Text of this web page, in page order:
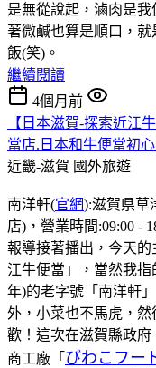
是無從說起，滷肉是
著微鹹也算是順口，
飯(笑)。
繼續閱讀
4個月前
【日本滋賀-探索近江
當店.日本和牛便當初
近畿-滋賀 國外旅遊
南洋軒(官網):滋賀県草
店)，營業時間:09:00 -
報導接著播出，今天
江牛便當」，當然我指
年)的老字號「南洋軒
外，小菜也不馬虎，
歡！這次在滋賀縣政
商工廠「 びわこフー